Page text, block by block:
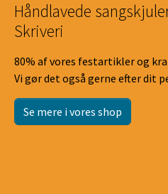
Håndlavede
Skriveri
80% af vores festartikler og
Vi gør det også gerne efter dit
Se mere i vores shop